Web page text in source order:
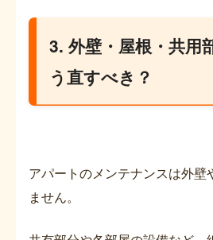
3. 外壁・屋根・共
う直すべき？
アパートのメンテナンスは外壁
ません。